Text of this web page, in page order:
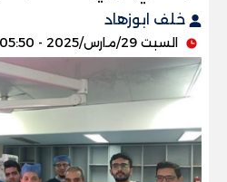
خلف ابوزهاد
السبت 29/مارس/2025 - 05:50 م